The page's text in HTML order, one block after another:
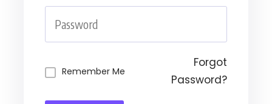
Remember Me
Forgot
Password?